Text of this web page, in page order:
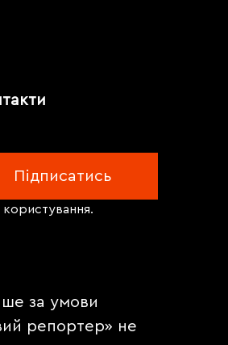
за умови
репортер» не